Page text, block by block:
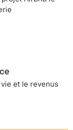
et le revenus